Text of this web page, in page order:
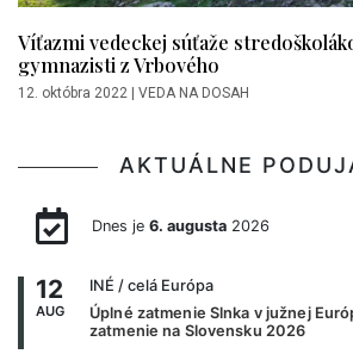
Víťazmi vedeckej súťaže
gymnazisti z Vrbového
12. októbra 2022 VEDA NA DOSAH
AKTUÁLNE
Dnes je 6. augusta2026
12
AUG
INÉ / celá Európa
Úplné zatmenie Slnka v južnej
zatmenie na Slovensku 2026